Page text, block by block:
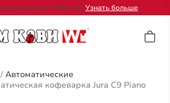
заказов от 2000 грн. Узнать больше
/ Автоматические
кофеварка Jura C9 Piano